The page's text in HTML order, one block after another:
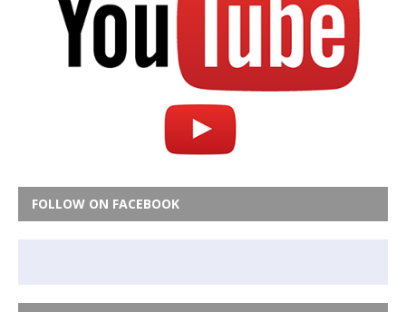
FOLLOW ON FACEBOOK